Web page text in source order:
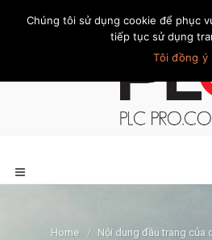
Trang chủ Giới thiệu Khách hàng Liên
Home / Nội dung đầu trang của
Chúng tôi sử dụng cookie để phục
tiếp tục sử dụng
Tôi đồng ý